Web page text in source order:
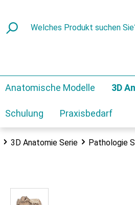
Anatomische Modelle 3D
Schulung Praxisbedarf
3D Anatomie Serie Pathologie